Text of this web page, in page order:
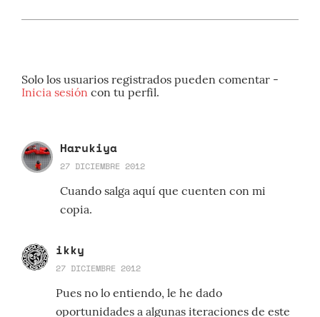
Solo los usuarios registrados pueden comentar -
Inicia sesión con tu perfil.
Harukiya
27 DICIEMBRE 2012
Cuando salga aquí que cuenten con mi
copia.
ikky
27 DICIEMBRE 2012
Pues no lo entiendo, le he dado
oportunidades a algunas iteraciones de este